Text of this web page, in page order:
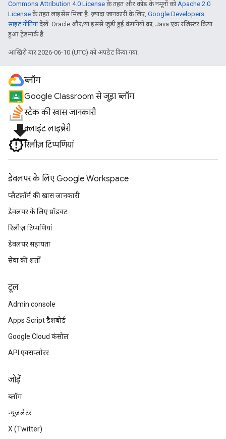
Commons Attribution 4.0 License के तहत और कोड के नमूनों कोApache 2.0
License के तहत लाइसेंस मिला है. ज़्यादा जानकारी के लिए, Google Developers
साइट नीतियांदेखें. Oracle और/या इससे जुड़ी हुई कंपनियों का, Java एक रजिस्टर किया
हुआ ट्रेडमार्क है.
आखिरी बार 2026-06-10 (UTC) को अपडेट किया गया.
ब्लॉग
Google Classroom से जुड़ा ब्लॉग
स्टैक की खास जानकारी
file_downloadक्लाइंट लाइब्रेरी
रिलीज़ टिप्पणियां
डेवलपर के लिए Google Workspace
प्लैटफ़ॉर्म की खास जानकारी
डेवलपर के लिए प्रॉडक्ट
रिलीज़ टिप्पणियां
डेवलपर सहायता
सेवा की शर्तों
टूल
Admin console
Apps Script डैशबोर्ड
Google Cloud कंसोल
API एक्सप्लोरर
जोड़ें
ब्लॉग
न्यूज़लेटर
X (Twitter)